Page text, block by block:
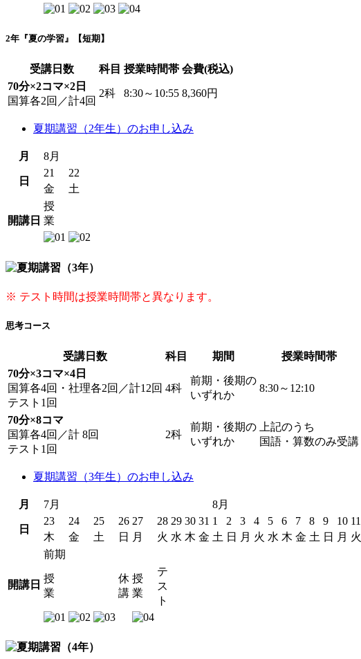
2年『夏の学習』【短期】
受講日数 科目 授業時間帯 会費(税込)
70分×2コマ×2日
国算各2回／計4回
2科 8:30～10:55 8,360円
夏期講習（2年生）のお申し込み
月 8月
日
21
22
金
土
開講日
授
業
※ テスト時間は授業時間帯と異なります。
思考コース
受講日数 科目 期間 授業時間帯
70分×3コマ×4日
国算各4回・社理各2回／計12回
テスト1回
4科
前期・後期の
いずれか
8:30～12:10
70分×8コマ
国算各4回／計 8回
テスト1回
2科
前期・後期の
いずれか
上記のうち
国語・算数のみ受講
夏期講習（3年生）のお申し込み
月 7月 8月
日
23 24 25 26 27 28 29 30 31 1 2 3 4 5 6 7 8 9 10 11
木
金 土 日 月 火 水 木 金 土 日 月 火 水 木 金 土 日 月 火
開講日
前期
授
業
休
講
授
業
テ
ス
ト